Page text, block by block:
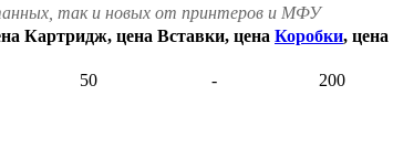
так и новых от принтеров и МФУ
Картридж, цена Вставки, цена Коробки, цена
50 - 200